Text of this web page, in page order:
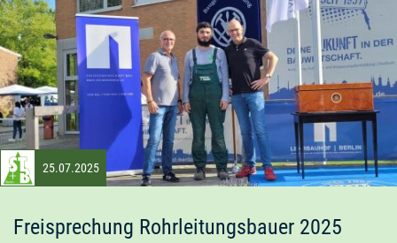
25.07.2025
Freisprechung Rohrleitungsbauer 2025